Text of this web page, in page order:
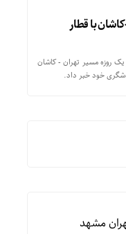
با قطار
یک روزه مسیر تهران - کاشان
خود خبر داد.
مشهد